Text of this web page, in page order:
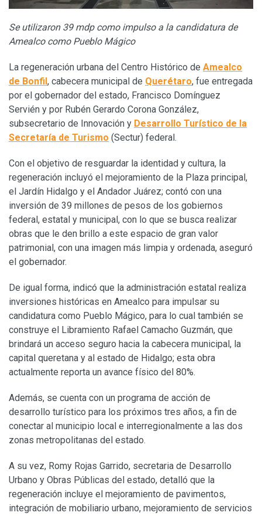
Se utilizaron 39 mdp como impulso a la candidatura de
Amealco como Pueblo Mágico
La regeneración urbana del Centro Histórico de Amealco
de Bonfil , cabecera municipal de Querétaro, fue entregada
por el gobernador del estado, Francisco Domínguez
Servién y por Rubén Gerardo Corona González,
subsecretario de Innovación y Desarrollo Turístico de la
Secretaría de Turismo (Sectur) federal.
Con el objetivo de resguardar la identidad y cultura, la
regeneración incluyó el mejoramiento de la Plaza principal,
el Jardín Hidalgo y el Andador Juárez; contó con una
inversión de 39 millones de pesos de los gobiernos
federal, estatal y municipal, con lo que se busca realizar
obras que le den brillo a este espacio de gran valor
patrimonial, con una imagen más limpia y ordenada, aseguró
el gobernador.
De igual forma, indicó que la administración estatal realiza
inversiones históricas en Amealco para impulsar su
candidatura como Pueblo Mágico, para lo cual también se
construye el Libramiento Rafael Camacho Guzmán, que
brindará un acceso seguro hacia la cabecera municipal, la
capital queretana y al estado de Hidalgo; esta obra
actualmente reporta un avance físico del 80%.
Además, se cuenta con un programa de acción de
desarrollo turístico para los próximos tres años, a fin de
conectar al municipio local e interregionalmente a las dos
zonas metropolitanas del estado.
A su vez, Romy Rojas Garrido, secretaria de Desarrollo
Urbano y Obras Públicas del estado, detalló que la
regeneración incluye el mejoramiento de pavimentos,
integración de mobiliario urbano, mejoramiento de servicios